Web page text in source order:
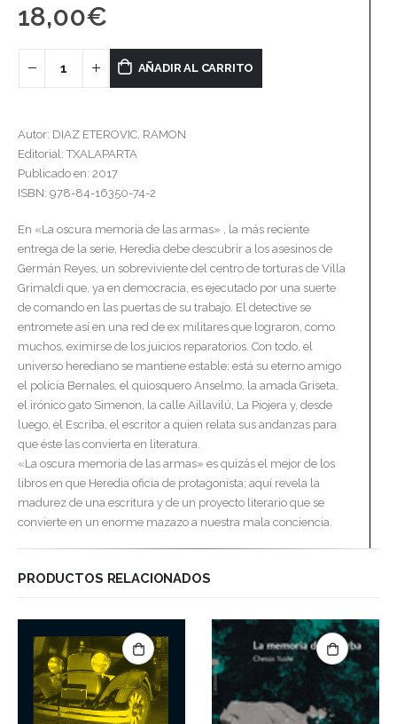
18,00€
AÑADIR AL CARRITO
Autor: DIAZ ETEROVIC, RAMON
Editorial: TXALAPARTA
Publicado en: 2017
ISBN: 978-84-16350-74-2
En «La oscura memoria de las armas» , la más reciente
entrega de la serie, Heredia debe descubrir a los asesinos de
Germán Reyes, un sobreviviente del centro de torturas de Villa
Grimaldi que, ya en democracia, es ejecutado por una suerte
de comando en las puertas de su trabajo. El detective se
entromete así en una red de ex militares que lograron, como
muchos, eximirse de los juicios reparatorios. Con todo, el
universo herediano se mantiene estable: está su eterno amigo
el policía Bernales, el quiosquero Anselmo, la amada Griseta,
el irónico gato Simenon, la calle Aillavilú, La Piojera y, desde
luego, el Escriba, el escritor a quien relata sus andanzas para
que éste las convierta en literatura.
«La oscura memoria de las armas» es quizás el mejor de los
libros en que Heredia oficia de protagonista; aquí revela la
madurez de una escritura y de un proyecto literario que se
convierte en un enorme mazazo a nuestra mala conciencia.
PRODUCTOS RELACIONADOS